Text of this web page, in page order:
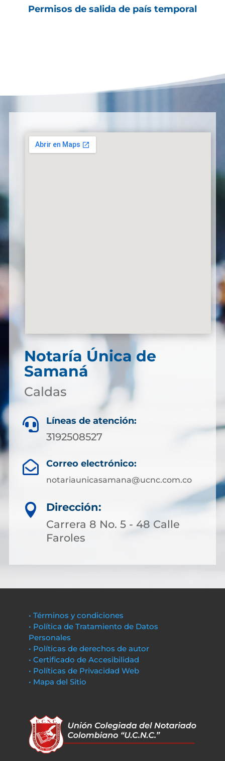
Permisos de salida de país temporal
Notaría Única de
Samaná
Caldas
 Líneas de atención:
3192508527
 Correo electrónico:
notariaunicasamana@ucnc.com.co

Dirección:
Carrera 8 No. 5 - 48 Calle
Faroles
• Términos y condiciones
• Política de Tratamiento de Datos
Personales
• Políticas de derechos de autor
• Certificado de Accesibilidad
• Políticas de Privacidad Web
• Mapa del Sitio